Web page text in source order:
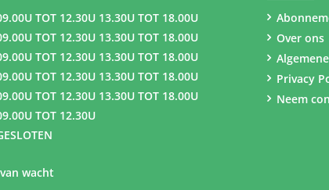
TOT 12.30U 13.30U TOT 18.00U
TOT 12.30U 13.30U TOT 18.00U
TOT 12.30U 13.30U TOT 18.00U
TOT 12.30U 13.30U TOT 18.00U
TOT 12.30U 13.30U TOT 18.00U
TOT 12.30U
wacht
Over ons
Privacy
Neem